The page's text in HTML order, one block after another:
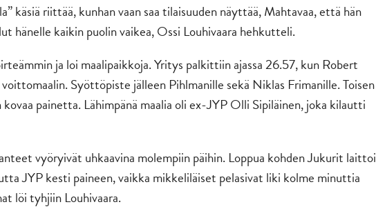
käsiä riittää, kunhan vaan saa tilaisuuden näyttää, Mahtavaa, että hän
hänelle kaikin puolin vaikea, Ossi Louhivaara hehkutteli.
ja loi maalipaikkoja. Yritys palkittiin ajassa 26.57, kun Robert
Syöttöpiste jälleen Pihlmanille sekä Niklas Frimanille. Toisen
painetta. Lähimpänä maalia oli ex-JYP Olli Sipiläinen, joka kilautti
vyöryivät uhkaavina molempiin päihin. Loppua kohden Jukurit laittoi
JYP kesti paineen, vaikka mikkeliläiset pelasivat liki kolme minuttia
löi tyhjiin Louhivaara.